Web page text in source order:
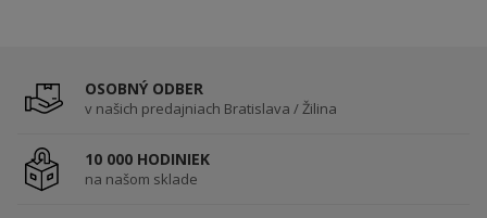
OSOBNÝ ODBER
v našich predajniach Bratislava / Žilina
10 000 HODINIEK
na našom sklade